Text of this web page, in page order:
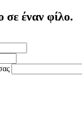
σε έναν φίλο.